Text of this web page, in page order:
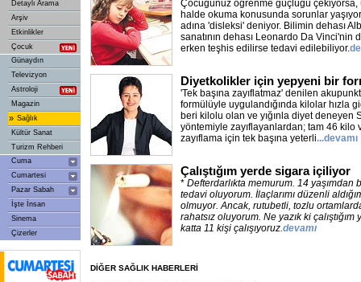
Detaylı Arama
Arşiv
Etkinlikler
Çocuk
Günaydın
Televizyon
Astroloji
Magazin
» Sağlık
Kültür Sanat
Turizm Rehberi
Cuma
Cumartesi
Pazar Sabah
İşte İnsan
Sinema
Çizerler
Çocuğunuz öğrenme güçlüğü çekiyorsa,
halde okuma konusunda sorunlar
adına 'disleksi' deniyor. Bilimin dehası
sanatının dehası Leonardo Da Vinci'nin
erken teşhis edilirse tedavi edilebiliyor.
Diyetkolikler için yepyeni bir
'Tek başına zayıflatmaz' denilen
formülüyle uygulandığında kilolar hızla
beri kilolu olan ve yığınla diyet deneyen
yöntemiyle zayıflayanlardan; tam 46 kilo
zayıflama için tek başına yeterli...devamı
Çalıştığım yerde sigara içiliyor
* Defterdarlıkta memurum. 14 yaşımdan
tedavi oluyorum. İlaçlarımı düzenli
olmuyor. Ancak, rutubetli, tozlu
rahatsız oluyorum. Ne yazık ki
katta 11 kişi çalışıyoruz.devamı
DİĞER SAĞLIK HABERLERİ